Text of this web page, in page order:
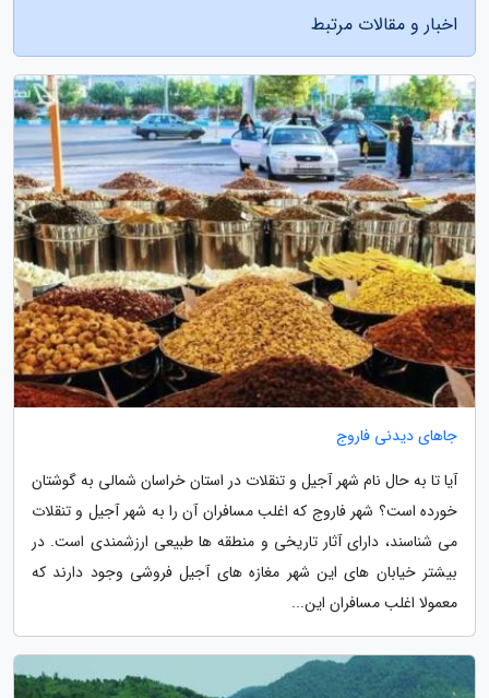
اخبار و مقالات مرتبط
جاهای دیدنی فاروج
آیا تا به حال نام شهر آجیل و تنقلات در استان خراسان شمالی به گوشتان
خورده است؟ شهر فاروج که اغلب مسافران آن را به شهر آجیل و تنقلات
می شناسند، دارای آثار تاریخی و منطقه ها طبیعی ارزشمندی است. در
بیشتر خیابان های این شهر مغازه های آجیل فروشی وجود دارند که
معمولا اغلب مسافران این...